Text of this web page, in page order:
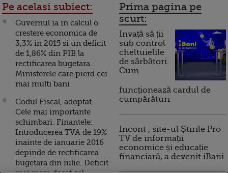
Pe acelasi subiect:
Guvernul ia in calcul o
crestere economica de
3,3% in 2015 si un deficit
de 1,86% din PIB la
rectificarea bugetara.
Ministerele care pierd cei
mai multi bani
Codul Fiscal, adoptat.
Cele mai importante
schimbari. Finantele:
Introducerea TVA de 19%
inainte de ianuarie 2016
depinde de rectificarea
bugetara din iulie. Deficit
Prima pagina pe
scurt:
Invață să ții
sub control
cheltuielile
de sărbători.
Cum
funcționează cardul de
cumpărături
Incont , site-ul Știrile Pro
TV de informații
economice și educație
financiară, a devenit iBani